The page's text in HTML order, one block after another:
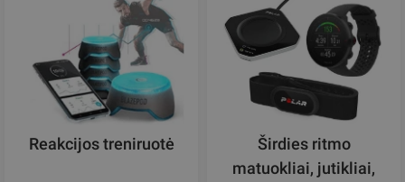
Reakcijos treniruotė
Širdies ritmo
matuokliai, jutikliai,